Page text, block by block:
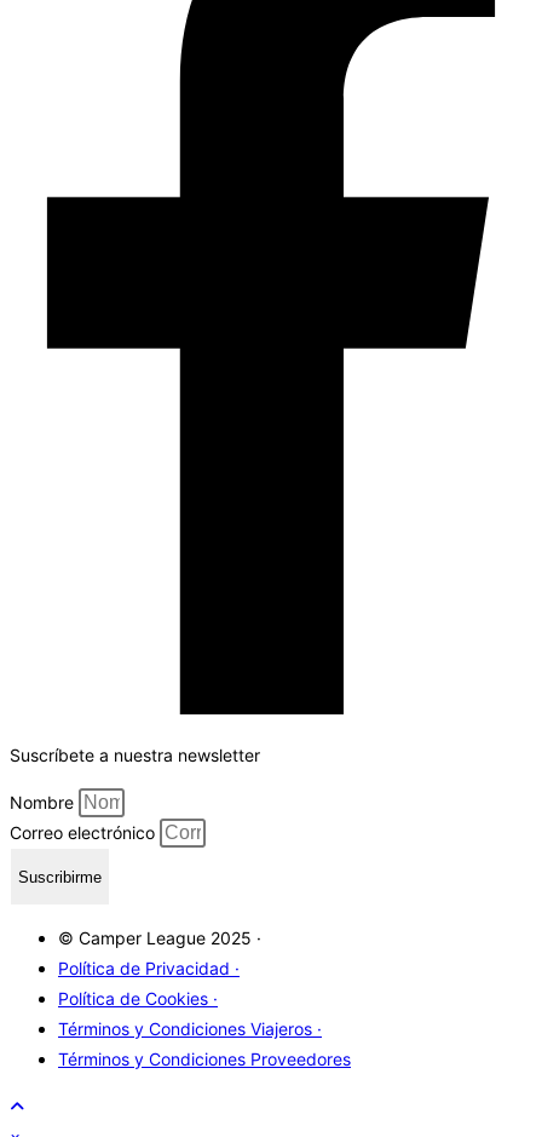
Suscríbete a nuestra newsletter
Nombre
Correo electrónico
Suscribirme
© Camper League 2025 ·
Política de Privacidad ·
Política de Cookies ·
Términos y Condiciones Viajeros ·
Términos y Condiciones Proveedores